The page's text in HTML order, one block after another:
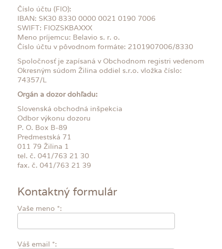
Číslo účtu (FIO):
IBAN: SK30 8330 0000 0021 0190 7006
SWIFT: FIOZSKBAXXX
Meno príjemcu: Belavio s. r. o.
Číslo účtu v pôvodnom formáte: 2101907006/8330
Spoločnosť je zapísaná v Obchodnom registri vedenom
Okresným súdom Žilina oddiel s.r.o. vložka číslo:
74357/L
Orgán a dozor dohľadu:
Slovenská obchodná inšpekcia
Odbor výkonu dozoru
P. O. Box B-89
Predmestská 71
011 79 Žilina 1
tel. č. 041/763 21 30
fax. č. 041/763 21 39
Kontaktný formulár
Vaše meno *:
Váš email *: